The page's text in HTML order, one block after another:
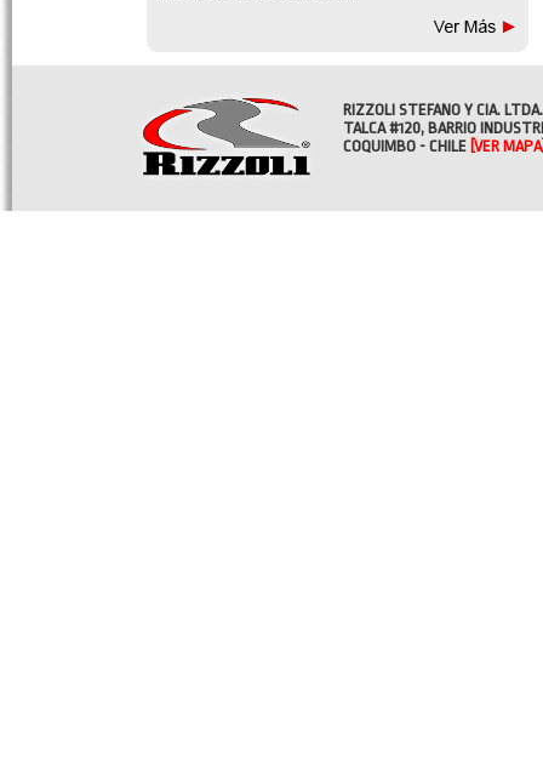
RIZZOLI STEFANO Y CIA. LTDA.
TALCA #120, BARRIO
COQUIMBO - CHILE [VER